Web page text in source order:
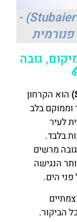
קרחון שטובאי (Stubaier Gletscher) -
גובה
הוא הקרחון
וממוקם בלב
לעיר
מרשים
הנגישה
עוצמתיים
הביקור.